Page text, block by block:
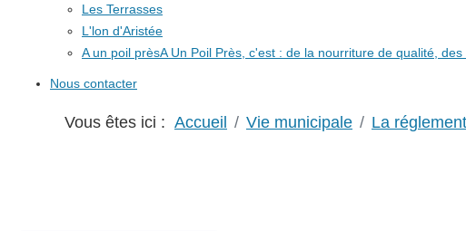
Les Terrasses
L'lon d'Aristée
A un poil prèsA Un Poil Près, c'est : de la nourriture de qualité,
Nous contacter
Vous êtes ici : Accueil Vie municipale La